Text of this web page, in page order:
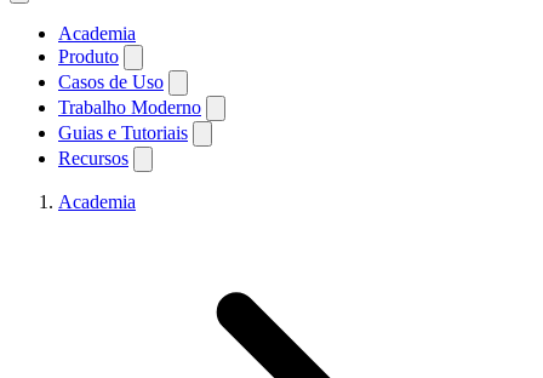
Academia
Produto
Casos de Uso
Trabalho Moderno
Guias e Tutoriais
Recursos
Academia